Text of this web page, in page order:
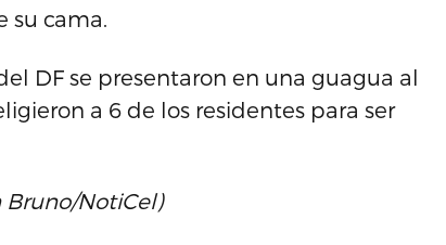
su cama.
DF se presentaron en una guagua al
a 6 de los residentes para ser
Bruno/NotiCel)